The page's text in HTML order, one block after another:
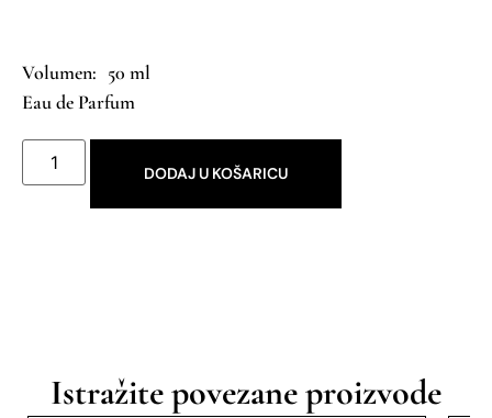
50 ml
Eau de Parfum
DODAJ U KOŠARICU
Istražite povezane proizvode